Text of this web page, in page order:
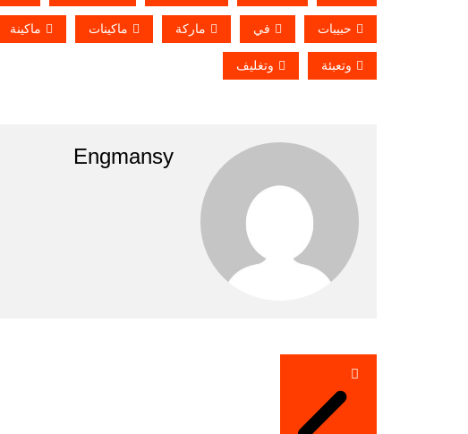
حبيبات في ماركة ماكينات ماكينة
وتعبئة وتغليف
Engmansy
تصفّح
المقالات